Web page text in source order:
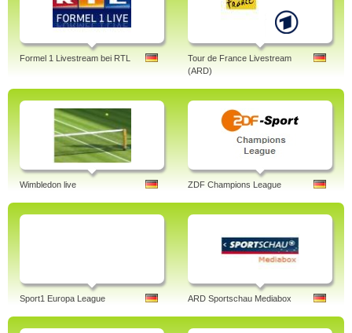
Formel 1 Livestream bei RTL
Tour de France Livestream
(ARD)
Wimbledon live ZDF Champions League
Sport1 Europa League ARD Sportschau Mediabox